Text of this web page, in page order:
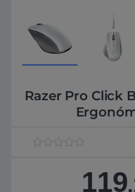
Razer Pro Click
119